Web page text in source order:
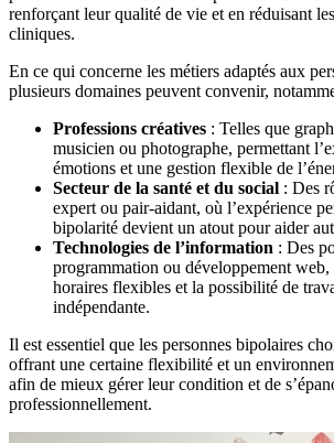
renforçant leur qualité de vie et en réduisant
cliniques.
En ce qui concerne les métiers adaptés aux
plusieurs domaines peuvent convenir,
Professions créatives : Telles que
musicien ou photographe, permettant
émotions et une gestion flexible de
Secteur de la santé et du social : Des
expert ou pair-aidant, où l’expérience
bipolarité devient un atout pour aider
Technologies de l’information : Des
programmation ou développement
horaires flexibles et la possibilité de
indépendante.
Il est essentiel que les personnes bipolaires
offrant une certaine flexibilité et un
afin de mieux gérer leur condition et de
professionnellement.